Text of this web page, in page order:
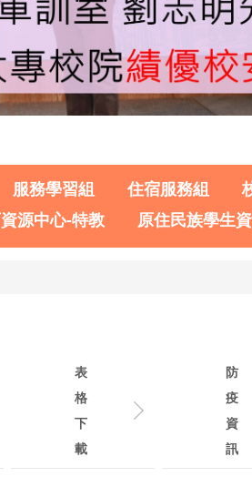
服務學習組 住宿服務組
源中心-特教 原住民族學生
表
格
下
載
防
疫
資
訊